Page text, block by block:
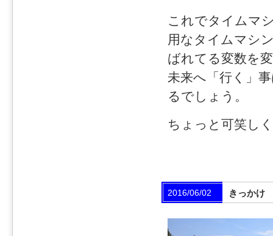
これでタイムマ
用なタイムマシ
ばれてる変数を
未来へ「行く」
るでしょう。
ちょっと可笑し
2016/06/02 きっかけ